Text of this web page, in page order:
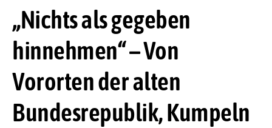
„Nichts als gegeben
hinnehmen“ – Von
Vororten der alten
Bundesrepublik, Kumpeln